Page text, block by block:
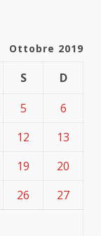
Ottobre 2019
S
D
5
6
12
13
19
20
26
27